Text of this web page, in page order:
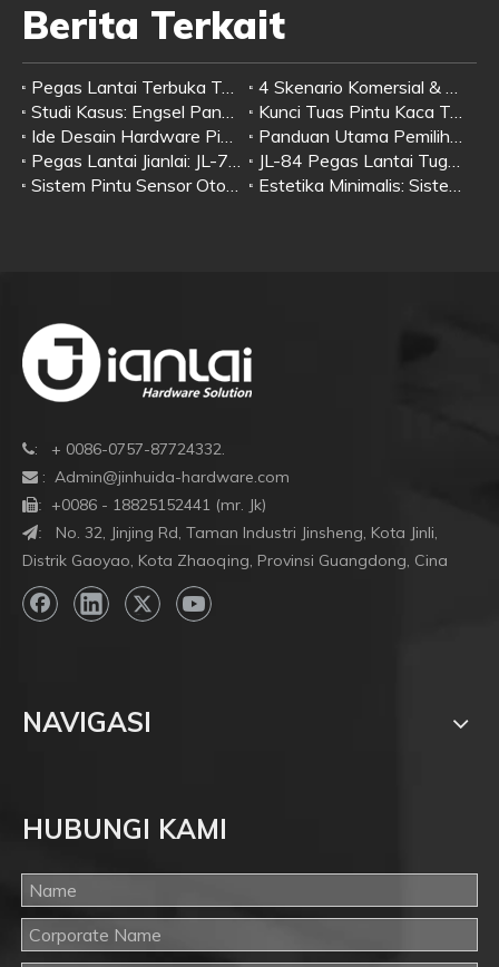
Berita Terkait
Pegas Lantai Terbuka Tahan Terbuka Atau Tanpa Tahan — Panduan Pemilihan Skenario
4 Skenario Komersial & Ulasan Pengguna Nyata | Gagang Pintu Kaca Stainless Steel Tipe H Jianlai Dengan Kunci
Studi Kasus: Engsel Pancuran Jianlai – Pilihan Andal untuk Kamar Mandi Kaca Tanpa Bingkai
Kunci Tuas Pintu Kaca Terintegrasi: Desain Kunci & Pegangan All-in-One untuk Pintu Kaca Tanpa Bingkai | Perangkat Keras Jianlai
Ide Desain Hardware Pintu Kaca Minimalis Modern | Sistem Pencocokan Lengkap: Pegas Lantai + Pemasangan Tambalan + Kunci Pintu Kaca + Pegangan Tarik
Panduan Utama Pemilihan Penutup Pintu Standar: Pilih Model yang Tepat berdasarkan Berat & Aplikasi Pintu
Pegas Lantai Jianlai: JL-7135, JL-7145 & JL-7300 – Solusi Spindle Persegi Premium untuk Timur Tengah
JL-84 Pegas Lantai Tugas Berat | Penutup Pintu Hidraulik Premium untuk Bangunan Komersial
Sistem Pintu Sensor Otomatis Jianlai: 5 Metode Pembukaan Cerdas untuk Setiap Kebutuhan
Estetika Minimalis: Sistem Pintu Sensor Otomatis Jianlai untuk Arsitektur Komersial Kelas Atas
: + 0086-0757-87724332.
 : Admin@jinhuida-hardware.com
: +0086 - 18825152441 (mr. Jk)
: No. 32, Jinjing Rd, Taman Industri Jinsheng, Kota Jinli,
Distrik Gaoyao, Kota Zhaoqing, Provinsi Guangdong, Cina
NAVIGASI
HUBUNGI KAMI